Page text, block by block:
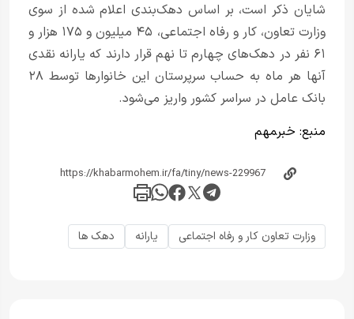
شایان ذکر است، بر اساس دهک‌بندی اعلام شده از سوی
وزارت تعاون، کار و رفاه اجتماعی، ۴۵ میلیون و ۱۷۵ هزار و
۶۱ نفر در دهک‌های چهارم تا نهم قرار دارند که یارانه نقدی
آنها هر ماه به حساب سرپرستان این خانوارها توسط ۲۸
بانک عامل در سراسر کشور واریز می‌شود.
منبع: خبر‌‍مهم
وزارت تعاون کار و رفاه اجتماعی یارانه دهک ها